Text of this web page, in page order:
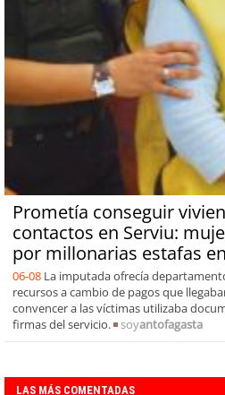
Prometía conseguir
contactos en Serviu:
por millonarias estafas
06-08 La imputada ofrecía
recursos a cambio de pagos que
convencer a las víctimas utilizaba
firmas del servicio.
soyantofagasta
LAS MÁS COMENTADAS